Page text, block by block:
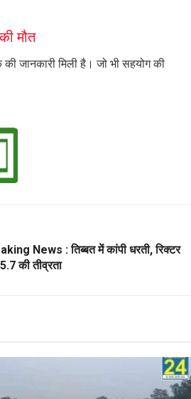
मौत
जानकारी मिली है। जो भी सहयोग की
News : तिब्बत में कांपी धरती, रिक्टर
की तीव्रता